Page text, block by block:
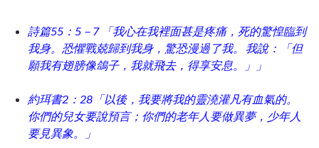
詩篇55 ： 5 － 7
「我心在我裡面甚是疼痛，死的驚惶臨到
我身。恐懼戰兢歸到我身，驚恐漫過了我。
我說：「但
願我有翅膀像鴿子，我就飛去，得享安息。」」
約珥書2 ： 28 「以後，我要將我的靈澆灌凡有血氣的。
你們的兒女要說預言；你們的老年人要做異夢，少年人
要見異象。」